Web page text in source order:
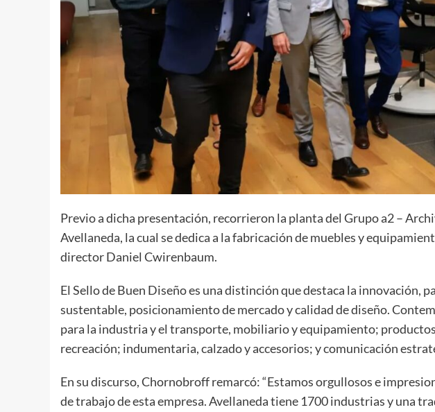
Previo a dicha presentación, recorrieron la planta del Grupo a2 –
Avellaneda, la cual se dedica a la fabricación de muebles y
director Daniel Cwirenbaum.
El Sello de Buen Diseño es una distinción que destaca la innovación,
sustentable, posicionamiento de mercado y calidad de diseño.
para la industria y el transporte, mobiliario y equipamiento;
recreación; indumentaria, calzado y accesorios; y comunicación
En su discurso, Chornobroff remarcó: “Estamos orgullosos e
de trabajo de esta empresa. Avellaneda tiene 1700 industrias y una